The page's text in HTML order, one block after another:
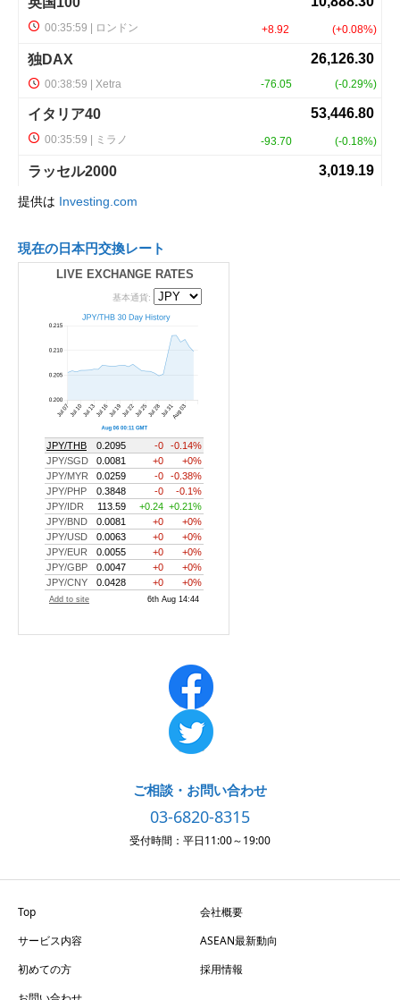
提供は Investing.com
現在の日本円交換レート
LIVE EXCHANGE RATES
ご相談・お問い合わせ
03-6820-8315
受付時間：平日11:00～19:00
Top
会社概要
サービス内容
ASEAN最新動向
初めての方
採用情報